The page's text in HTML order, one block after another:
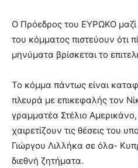
Ο Πρόεδρος του ΕΥΡΩΚΟ μαζί
του κόμματος πιστεύουν ότι
μηνύματα βρίσκεται το
Το κόμμα πάντως είναι
πλευρά με επικεφαλής τον
γραμματέα Στέλιο
χαιρετίζουν τις θέσεις του
Γιώργου Λιλλήκα σε όλα-
διεθνή ζητήματα.